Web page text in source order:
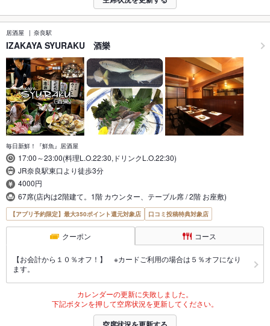
居酒屋 奈良駅
IZAKAYA SYURAKU 酒樂
毎日新鮮！『鮮魚』居酒屋
17:00～23:00(料理L.O.22:30,ドリンクL.O.22:30)
JR奈良駅東口より徒歩3分
4000円
67席(店内は2階建て。1階 カウンター、テーブル席 / 2階 お座敷)
【アプリ予約限定】最大350ポイント還元対象店 口コミ投稿特典対象店
クーポン コース
【お会計から１０％オフ！】 ※カードご利用の場合は５％オフになり
ます。
カレンダーの更新に失敗しました。
下記ボタンを押して空席状況を更新してください。